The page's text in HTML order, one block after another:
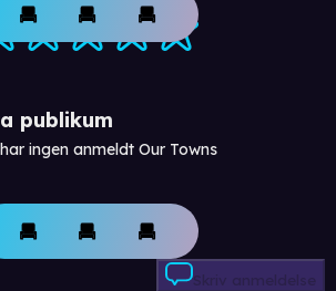
publikum
ingen anmeldt Our Towns
Skriv anmeldelse